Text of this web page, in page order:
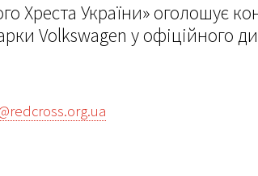
України» оголошує
Volkswagen у офіційного